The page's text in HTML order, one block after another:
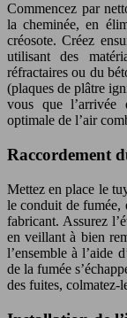
Commencez par
la cheminée, en
créosote. Créez
utilisant des
réfractaires ou du
(plaques de plâtre
vous que l’arrivée
optimale de l’air
Raccordement
Mettez en place le
le conduit de fumée,
fabricant. Assurez
en veillant à bien
l’ensemble à l’aide
de la fumée
des fuites, colmatez-